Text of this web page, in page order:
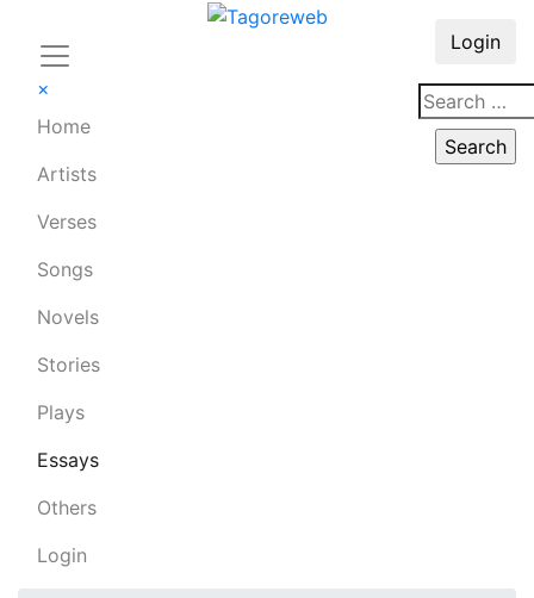
×
Home
Artists
Verses
Songs
Novels
Stories
Plays
Essays
Others
Login
Login